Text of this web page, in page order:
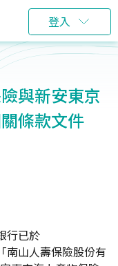
登入
與新安東京
條款文件
行已於
南山人壽保險股份有